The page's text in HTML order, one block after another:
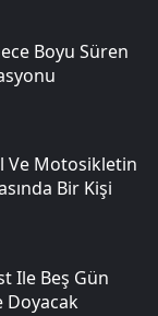
Boyu Süren
Ve Motosikletin
Bir Kişi
Ile Beş Gün
Doyacak